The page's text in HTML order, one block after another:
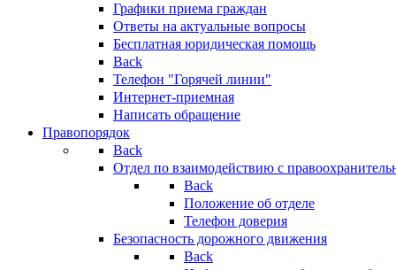
Графики приема граждан
Ответы на актуальные вопросы
Бесплатная юридическая помощь
Back
Телефон "Горячей линии"
Интернет-приемная
Написать обращение
Правопорядок
Back
Отдел по взаимодействию с
Back
Положение об отделе
Телефон доверия
Безопасность дорожного движения
Back